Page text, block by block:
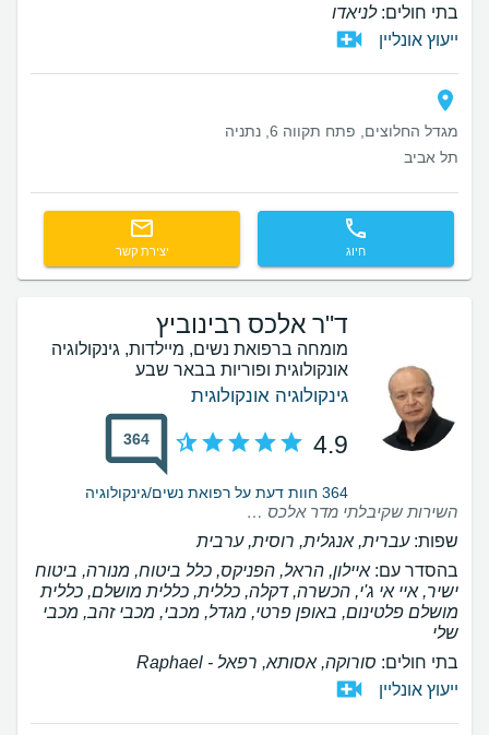
בתי חולים:לניאדו
ייעוץ אונליין
מגדל החלוצים, פתח תקווה 6, נתניה
תל אביב
חיוג יצירת קשר
ד"ר אלכס רבינוביץ
מומחה ברפואת נשים, מיילדות, גינקולוגיה
אונקולוגית ופוריות בבאר שבע
גינקולוגיה אונקולוגית
4.9
364
364 חוות דעת על רפואת נשים/גינקולוגיה
השירות שקיבלתי מדר אלכס היה אדיב ומקצועי ביותר ..מרוצה מאד מהאבחנה שלו ומהטיפול...
שפות:עברית, אנגלית, רוסית, ערבית
בהסדר עם:איילון, הראל, הפניקס, כלל ביטוח, מנורה, ביטוח
ישיר, איי אי ג'י, הכשרה, דקלה, כללית, כללית מושלם, כללית
מושלם פלטינום, באופן פרטי, מגדל, מכבי, מכבי זהב, מכבי
שלי
בתי חולים: סורוקה, אסותא, רפאל - Raphael
ייעוץ אונליין